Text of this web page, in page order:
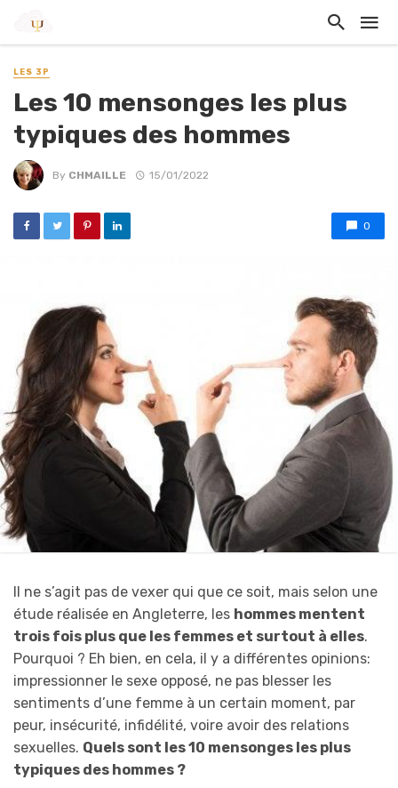
LES 3P
Les 10 mensonges les plus
typiques des hommes
By CHMAILLE 15/01/2022
0
Il ne s’agit pas de vexer qui que ce soit, mais selon une
étude réalisée en Angleterre, les hommes mentent
trois fois plus que les femmes et surtout à elles.
Pourquoi ? Eh bien, en cela, il y a différentes opinions:
impressionner le sexe opposé, ne pas blesser les
sentiments d’une femme à un certain moment, par
peur, insécurité, infidélité, voire avoir des relations
sexuelles. Quels sont les 10 mensonges les plus
typiques des hommes ?